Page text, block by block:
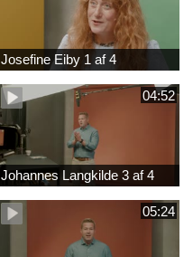
Josefine Eiby 1 af 4
04:52
Johannes Langkilde 3 af 4
05:24